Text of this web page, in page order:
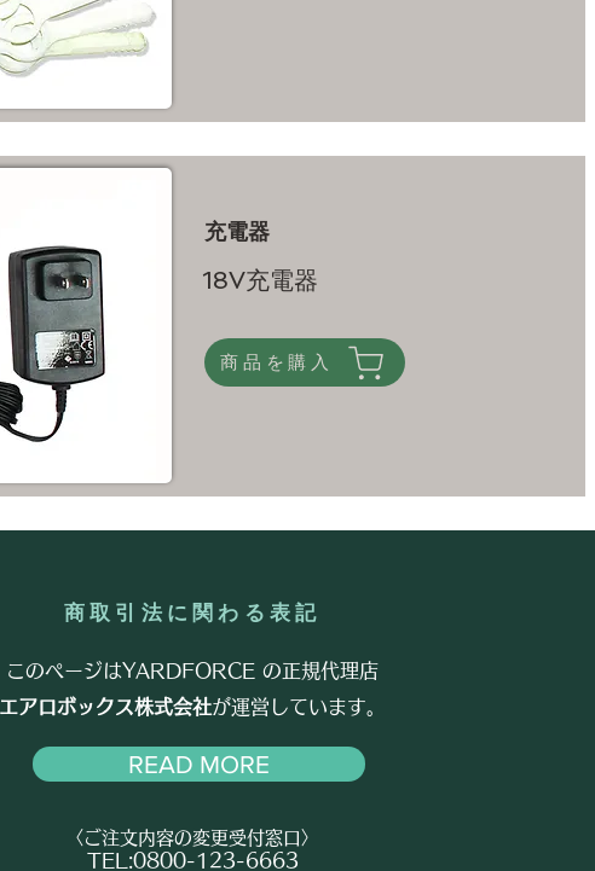
充電器
18V充電器
商品を購入
商取引法に関わる表記
このページはYARDFORCE​ の正規代理店
エアロボックス株式会社が運営しています。
READ MORE
〈ご注文内容の変更受付窓口〉
TEL:0800-123-6663